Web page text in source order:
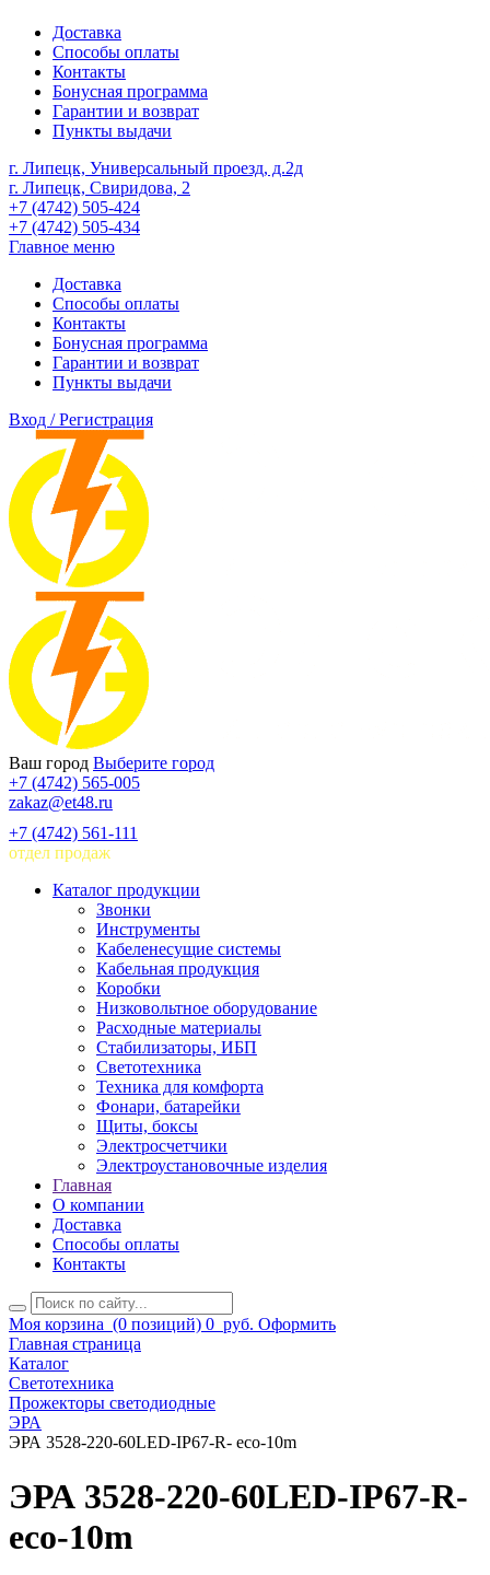
Доставка
Способы оплаты
Контакты
Бонусная программа
Гарантии и возврат
Пункты выдачи
г. Липецк, Универсальный проезд, д.2д
г. Липецк, Свиридова, 2
+7 (4742) 505-424
+7 (4742) 505-434
Главное меню
Доставка
Способы оплаты
Контакты
Бонусная программа
Гарантии и возврат
Пункты выдачи
Вход / Регистрация
Ваш город Выберите город
+7 (4742) 565-005
zakaz@et48.ru
+7 (4742) 561-111
отдел продаж
Каталог продукции
Звонки
Инструменты
Кабеленесущие системы
Кабельная продукция
Коробки
Низковольтное оборудование
Расходные материалы
Стабилизаторы, ИБП
Светотехника
Техника для комфорта
Фонари, батарейки
Щиты, боксы
Электросчетчики
Электроустановочные изделия
Главная
О компании
Доставка
Способы оплаты
Контакты
Моя корзина (0 позиций) 0 руб. Оформить
Главная страница
Каталог
Светотехника
Прожекторы светодиодные
ЭРА
ЭРА 3528-220-60LED-IP67-R- eco-10m
ЭРА 3528-220-60LED-IP67-R-
eco-10m